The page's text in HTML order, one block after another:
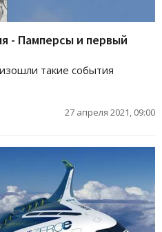
- Памперсы и первый
такие события
27 апреля 2021, 09:00